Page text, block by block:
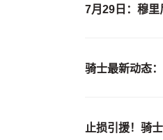
7月29日：穆里
骑士最新动态
止损引援！骑